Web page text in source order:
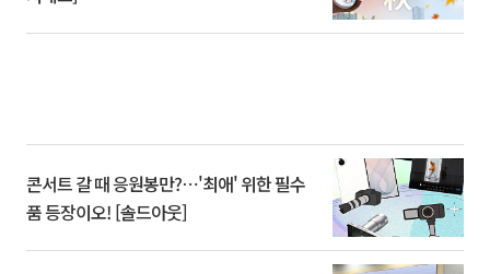
콘서트 갈 때 응원봉만?⋯'최애' 위한 필수
품 등장이오! [솔드아웃]